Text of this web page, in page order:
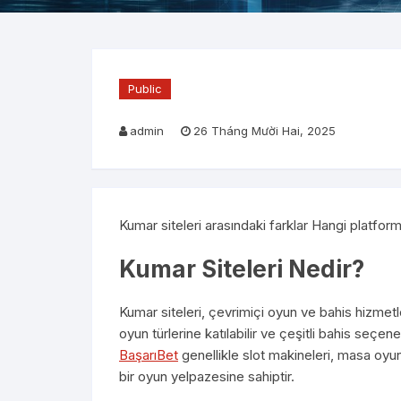
Public
admin 26 Tháng Mười Hai, 2025
Kumar siteleri arasındaki farklar Hangi
Kumar Siteleri Nedir?
Kumar siteleri, çevrimiçi oyun ve bahis
oyun türlerine katılabilir ve çeşitli bahis
BaşarıBet genellikle slot makineleri, masa
bir oyun yelpazesine sahiptir.